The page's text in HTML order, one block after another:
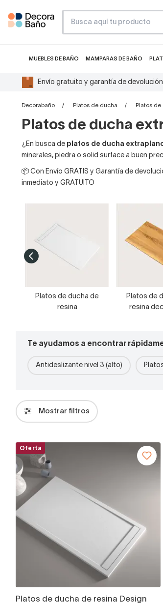
MUEBLES DE BAÑO MAMPARAS DE BAÑO
Envío gratuito y garantía de devolución
Decorabaño Platos de ducha Platos
Platos de ducha
¿En busca de platos de ducha
minerales, piedra o solid surface a buen
📦 Con Envío GRATIS y Garantía de
inmediato y GRATUITO
Platos de ducha de
resina
Platos de
resina
Te ayudamos a encontrar
Antideslizante nivel 3 (alto)
Mostrar filtros
Oferta
Platos de ducha de resina Design